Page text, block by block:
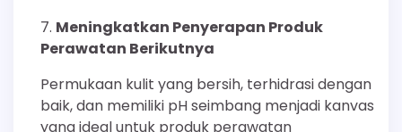
Meningkatkan Penyerapan Produk
Perawatan Berikutnya
Permukaan kulit yang bersih, terhidrasi dengan
baik, dan memiliki pH seimbang menjadi kanvas
yang ideal untuk produk perawatan